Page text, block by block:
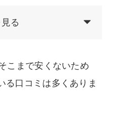
る
こまで安くないため
る口コミは多くありま